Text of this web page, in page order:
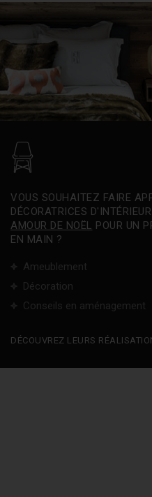
VOUS SOUHAITEZ FAIRE
DÉCORATRICES
AMOUR DE NOËL POUR UN
EN MAIN ?
Ameublement
Décoration
Conseils en aménagement
DÉCOUVREZ LEURS